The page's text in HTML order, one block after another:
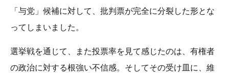
「与党」候補に対して、批判票が完全に分裂した形とな
ってしまいました。
選挙戦を通じて、また投票率を見て感じたのは、有権者
の政治に対する根強い不信感。そしてその受け皿に、維